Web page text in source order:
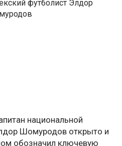
национальной
Шомуродов открыто и
обозначил ключевую